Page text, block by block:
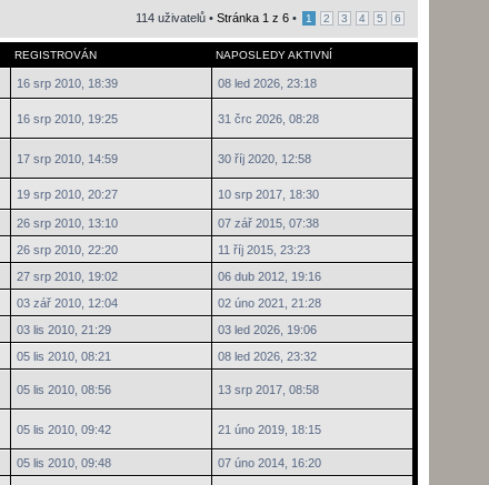
114 uživatelů •Stránka 1 z6 • 1 2 3 4 5 6
REGISTROVÁN NAPOSLEDY AKTIVNÍ
16 srp 2010, 18:39 08 led 2026, 23:18
16 srp 2010, 19:25 31 črc 2026, 08:28
17 srp 2010, 14:59 30 říj 2020, 12:58
19 srp 2010, 20:27 10 srp 2017, 18:30
26 srp 2010, 13:10
07 zář 2015, 07:38
26 srp 2010, 22:20
11 říj 2015, 23:23
27 srp 2010, 19:02
06 dub 2012, 19:16
03 zář 2010, 12:04
02 úno 2021, 21:28
03 lis 2010, 21:29
03 led 2026, 19:06
05 lis 2010, 08:21 08 led 2026, 23:32
05 lis 2010, 08:56 13 srp 2017, 08:58
05 lis 2010, 09:42 21 úno 2019, 18:15
05 lis 2010, 09:48
07 úno 2014, 16:20